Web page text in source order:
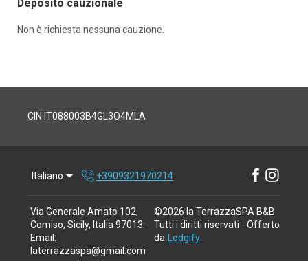
Deposito cauzionale
Non è richiesta nessuna cauzione.
CIN IT088003B4GL3O4MLA
Italiano +3909321970214
Via Generale Amato 102,
Comiso, Sicily, Italia 97013.
Email :
laterrazzaspa@gmail.com
©2026 la TerrazzaSPA B&B
Tutti i diritti riservati - Offerto
da Lodgify